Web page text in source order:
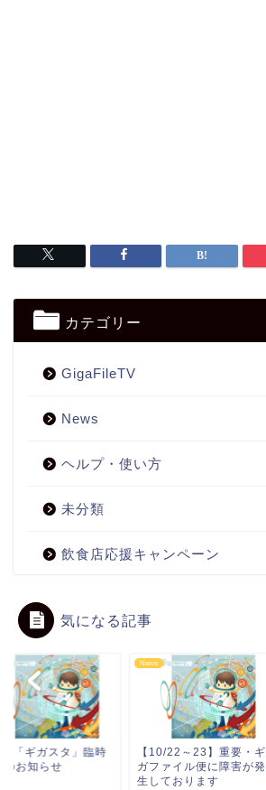
カテゴリー
GigaFileTV
News
ヘルプ・使い方
未分類
飲食店応援キャンペーン
気になる記事
「ギガスタ」臨時
のお知らせ
News
【10/22～23】重要・ギ
ガファイル便に障害が発
生しております